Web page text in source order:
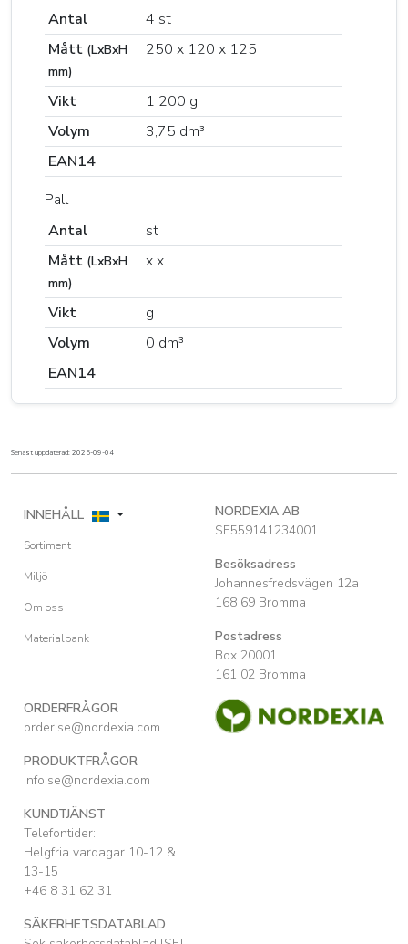
Antal
4 st
Mått (LxBxH
mm)
250 x 120 x 125
Vikt
1 200 g
Volym
3,75 dm³
EAN14
Pall
Antal
st
Mått (LxBxH
mm)
x x
Vikt
g
Volym
0 dm³
EAN14
Senast uppdaterad: 2025-09-04
INNEHÅLL
Sortiment
Miljö
Om oss
Materialbank
NORDEXIA AB
SE559141234001
Besöksadress
Johannesfredsvägen 12a
168 69 Bromma
Postadress
Box 20001
161 02 Bromma
ORDERFRÅGOR
order.se@nordexia.com
PRODUKTFRÅGOR
info.se@nordexia.com
KUNDTJÄNST
Telefontider:
Helgfria vardagar 10-12 &
13-15
+46 8 31 62 31
SÄKERHETSDATABLAD